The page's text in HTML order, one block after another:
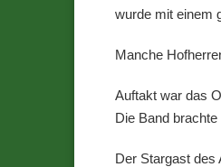
wurde mit einem
Manche
Auftakt war das
Die Band
Der Stargast des